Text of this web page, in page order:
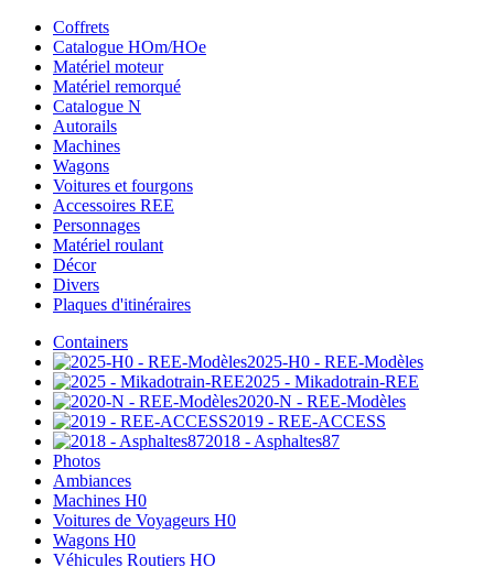
Coffrets
Catalogue HOm/HOe
Matériel moteur
Matériel remorqué
Catalogue N
Autorails
Machines
Wagons
Voitures et fourgons
Accessoires REE
Personnages
Matériel roulant
Décor
Divers
Plaques d'itinéraires
Containers
2025-H0 - REE-Modèles
2025 - Mikadotrain-REE
2020-N - REE-Modèles
2019 - REE-ACCESS
2018 - Asphaltes87
Photos
Ambiances
Machines H0
Voitures de Voyageurs H0
Wagons H0
Véhicules Routiers HO